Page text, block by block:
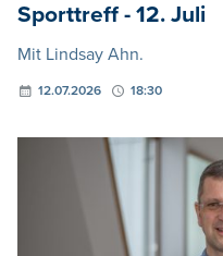
Sporttreff - 12. Juli
Mit Lindsay Ahn.
12.07.2026 18:30